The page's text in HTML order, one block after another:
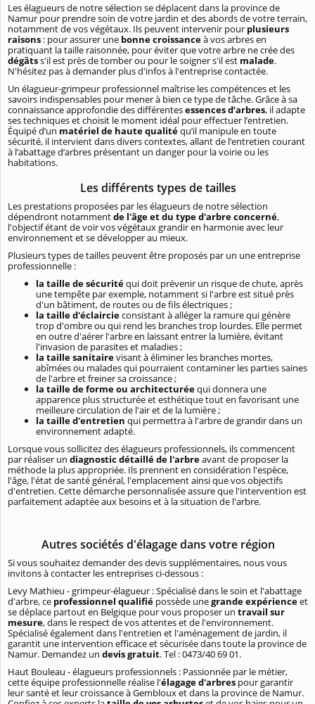
Les élagueurs de notre sélection se déplacent dans la province de
Namur pour prendre soin de votre jardin et des abords de votre terrain,
notamment de vos végétaux. Ils peuvent intervenir pour plusieurs
raisons : pour assurer une bonne croissanceà vos arbres en
pratiquant la taille raisonnée, pour éviter que votre arbre ne crée des
dégâtss'il est près de tomber ou pour le soigner s'il est malade.
N'hésitez pas à demander plus d'infos à l'entreprise contactée.
Un élagueur-grimpeur professionnel maîtrise les compétences et les
savoirs indispensables pour mener à bien ce type de tâche. Grâce à sa
connaissance approfondie des différentesessences d’arbres, il adapte
ses techniques et choisit le moment idéal pour effectuer l’entretien.
Équipé d’un matériel de haute qualitéqu’il manipule en toute
sécurité, il intervient dans divers contextes, allant de l’entretien courant
à l’abattage d’arbres présentant un danger pour la voirie ou les
habitations.
Les différents types de tailles
Les prestations proposées par les élagueurs de notre sélection
dépendront notammentde l'âge et du type d'arbre concerné,
l'objectif étant de voir vos végétaux grandir en harmonie avec leur
environnement et se développer au mieux.
Plusieurs types de tailles peuvent être proposés par un une entreprise
professionnelle :
la taille de sécuritéqui doit prévenir un risque de chute, après
une tempête par exemple, notamment si l'arbre est situé près
d'un bâtiment, de routes ou de fils électriques ;
la taille d'éclaircieconsistant à alléger la ramure qui génère
trop d'ombre ou qui rend les branches trop lourdes. Elle permet
en outre d'aérer l'arbre en laissant entrer la lumière, évitant
l'invasion de parasites et maladies ;
la taille sanitairevisant à éliminer les branches mortes,
abîmées ou malades qui pourraient contaminer les parties saines
de l'arbre et freiner sa croissance ;
la taille de forme ou architecturéequi donnera une
apparence plus structurée et esthétique tout en favorisant une
meilleure circulation de l'air et de la lumière ;
la taille d'entretien qui permettra à l'arbre de grandir dans un
environnement adapté.
Lorsque vous sollicitez des élagueurs professionnels, ils commencent
par réaliser un diagnostic détaillé de l'arbreavant de proposer la
méthode la plus appropriée. Ils prennent en considération l'espèce,
l'âge, l'état de santé général, l'emplacement ainsi que vos objectifs
d'entretien. Cette démarche personnalisée assure que l'intervention est
parfaitement adaptée aux besoins et à la situation de l'arbre.
Autres sociétés d'élagage dans votre région
Si vous souhaitez demander des devis supplémentaires, nous vous
invitons à contacter les entreprises ci-dessous :
Levy Mathieu - grimpeur-élagueur : Spécialisé dans le soin et l'abattage
d'arbre, ce professionnel qualifié possède unegrande expérienceet
se déplace partout en Belgique pour vous proposer un travail sur
mesure, dans le respect de vos attentes et de l'environnement.
Spécialisé également dans l'entretien et l'aménagement de jardin, il
garantit une intervention efficace et sécurisée dans toute la province de
Namur. Demandez un devis gratuit. Tel : 0473/40 69 01.
Haut Bouleau - élagueurs professionnels : Passionnée par le métier,
cette équipe professionnelle réalise l'élagage d'arbres pour garantir
leur santé et leur croissance à Gembloux et dans la province de Namur.